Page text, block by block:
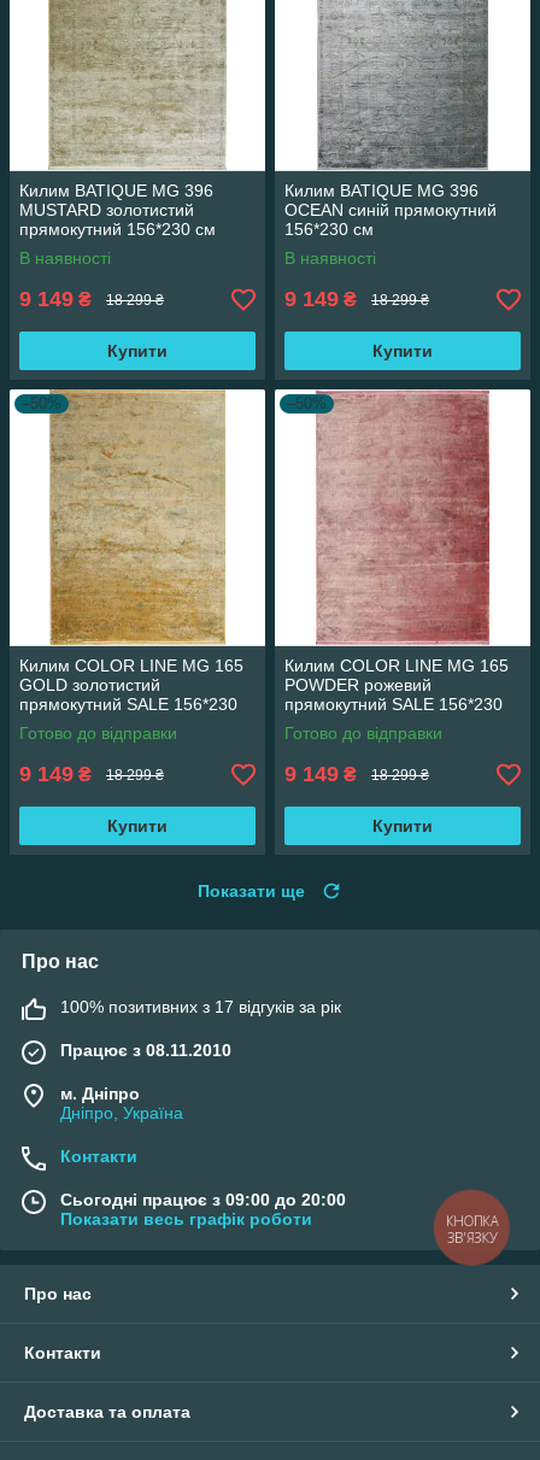
Килим BATIQUE MG 396
MUSTARD золотистий
прямокутний 156*230 см
В наявності
9 149 ₴ 18 299 ₴
Купити
Килим BATIQUE MG 396
OCEAN синій прямокутний
156*230 см
В наявності
9 149 ₴ 18 299 ₴
Купити
–50%
Килим COLOR LINE MG 165
GOLD золотистий
прямокутний SALE 156*230
см
Готово до відправки
9 149 ₴ 18 299 ₴
Купити
–50%
Килим COLOR LINE MG 165
POWDER рожевий
прямокутний SALE 156*230
см
Готово до відправки
9 149 ₴ 18 299 ₴
Купити
Показати ще
Про нас
100% позитивних з 17 відгуків за рік
Працює з 08.11.2010
м. Дніпро
Дніпро, Україна
Контакти
Сьогодні працює з 09:00 до 20:00
Показати весь графік роботи
Про нас
Контакти
Доставка та оплата
КНОПКА
ЗВ'ЯЗКУ